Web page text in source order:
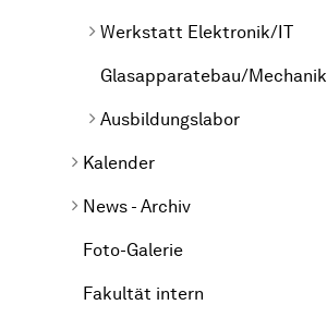
Werk­statt Elektronik/IT
Glasapparatebau/Mechanik
Ausbildungslabor
Kalender
News - Archiv
Foto-Galerie
Fakultät intern